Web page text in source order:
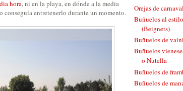
hora, ni en la playa, en dónde a la media
conseguía entretenerlo durante un momento.
Orejas de
Buñuelos al
(Beignets)
Buñuelos de
Buñuelos
o Nutella
Buñuelos de
Buñuelos de